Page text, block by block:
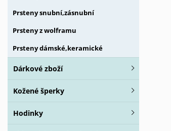
Prsteny snubní,zásnubní
Prsteny z wolframu
Prsteny dámské,keramické
Dárkové zboží
Kožené šperky
Hodinky